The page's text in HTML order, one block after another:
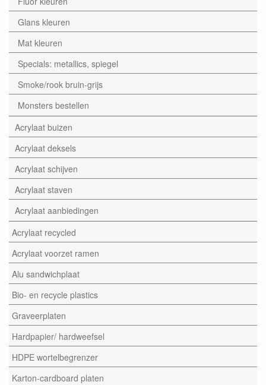
Glans kleuren
Mat kleuren
Specials: metallics, spiegel
Smoke/rook bruin-grijs
Monsters bestellen
Acrylaat buizen
Acrylaat deksels
Acrylaat schijven
Acrylaat staven
Acrylaat aanbiedingen
Acrylaat recycled
Acrylaat voorzet ramen
Alu sandwichplaat
Bio- en recycle plastics
Graveerplaten
Hardpapier/ hardweefsel
HDPE wortelbegrenzer
Karton-cardboard platen